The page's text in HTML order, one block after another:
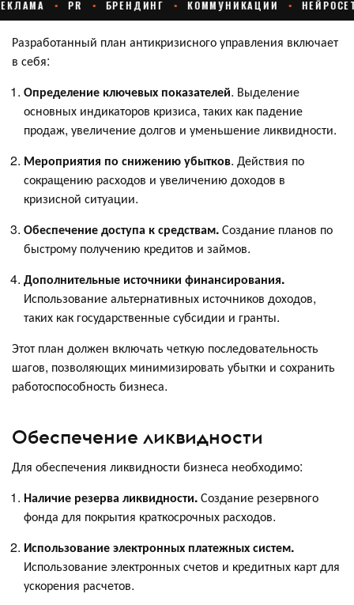
Разработанный план антикризисного управления включает
в себя:
Определение ключевых показателей. Выделение
основных индикаторов кризиса, таких как падение
продаж, увеличение долгов и уменьшение ликвидности.
Мероприятия по снижению убытков. Действия по
сокращению расходов и увеличению доходов в
кризисной ситуации.
Обеспечение доступа к средствам.Создание планов по
быстрому получению кредитов и займов.
Дополнительные источники финансирования.
Использование альтернативных источников доходов,
таких как государственные субсидии и гранты.
Этот план должен включать четкую последовательность
шагов, позволяющих минимизировать убытки и сохранить
работоспособность бизнеса.
Обеспечение ликвидности
Для обеспечения ликвидности бизнеса необходимо:
Наличие резерва ликвидности.Создание резервного
фонда для покрытия краткосрочных расходов.
Использование электронных платежных систем.
Использование электронных счетов и кредитных карт для
ускорения расчетов.